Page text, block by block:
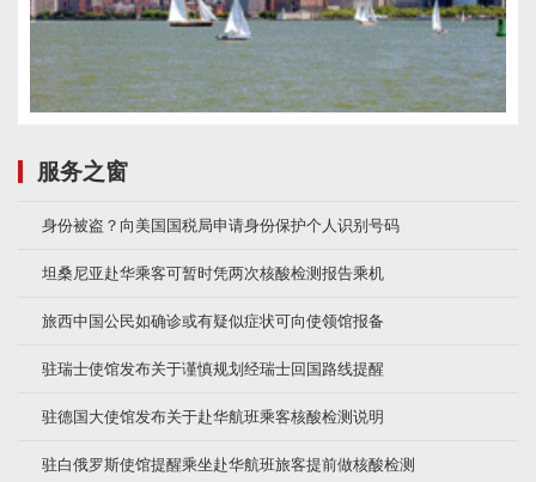
服务之窗
身份被盗？向美国国税局申请身份保护个人识别号码
坦桑尼亚赴华乘客可暂时凭两次核酸检测报告乘机
旅西中国公民如确诊或有疑似症状可向使领馆报备
驻瑞士使馆发布关于谨慎规划经瑞士回国路线提醒
驻德国大使馆发布关于赴华航班乘客核酸检测说明
驻白俄罗斯使馆提醒乘坐赴华航班旅客提前做核酸检测